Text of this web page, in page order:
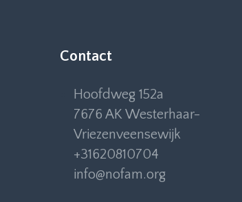
Contact
Hoofdweg 152a
7676 AK Westerhaar-
Vriezenveensewijk
+31620810704
info@nofam.org